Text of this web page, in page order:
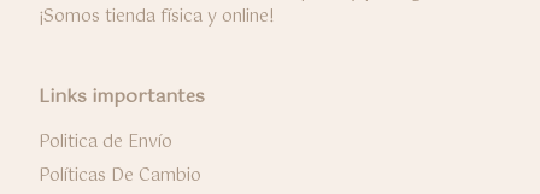
¡Somos tienda física y online!
Links importantes
Politica de Envío
Políticas De Cambio